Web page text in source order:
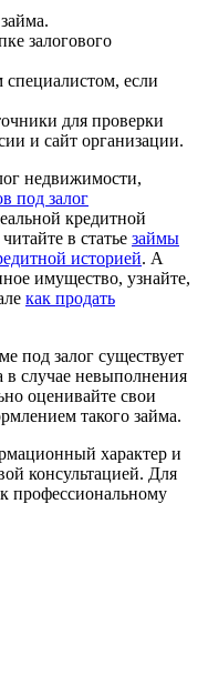
залогового
специалистом, если
для проверки
и сайт организации.
недвижимости,
под залог
кредитной
в статье займы
историей. А
имущество, узнайте,
как продать
под залог существует
в случае невыполнения
оценивайте свои
такого займа.
характер и
консультацией. Для
к профессиональному